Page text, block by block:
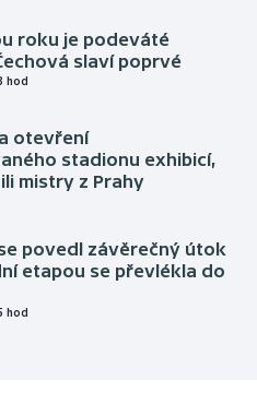
roku je podeváté
slaví poprvé
hod
otevření
stadionu exhibicí,
mistry z Prahy
povedl závěrečný útok
etapou se převlékla do
hod